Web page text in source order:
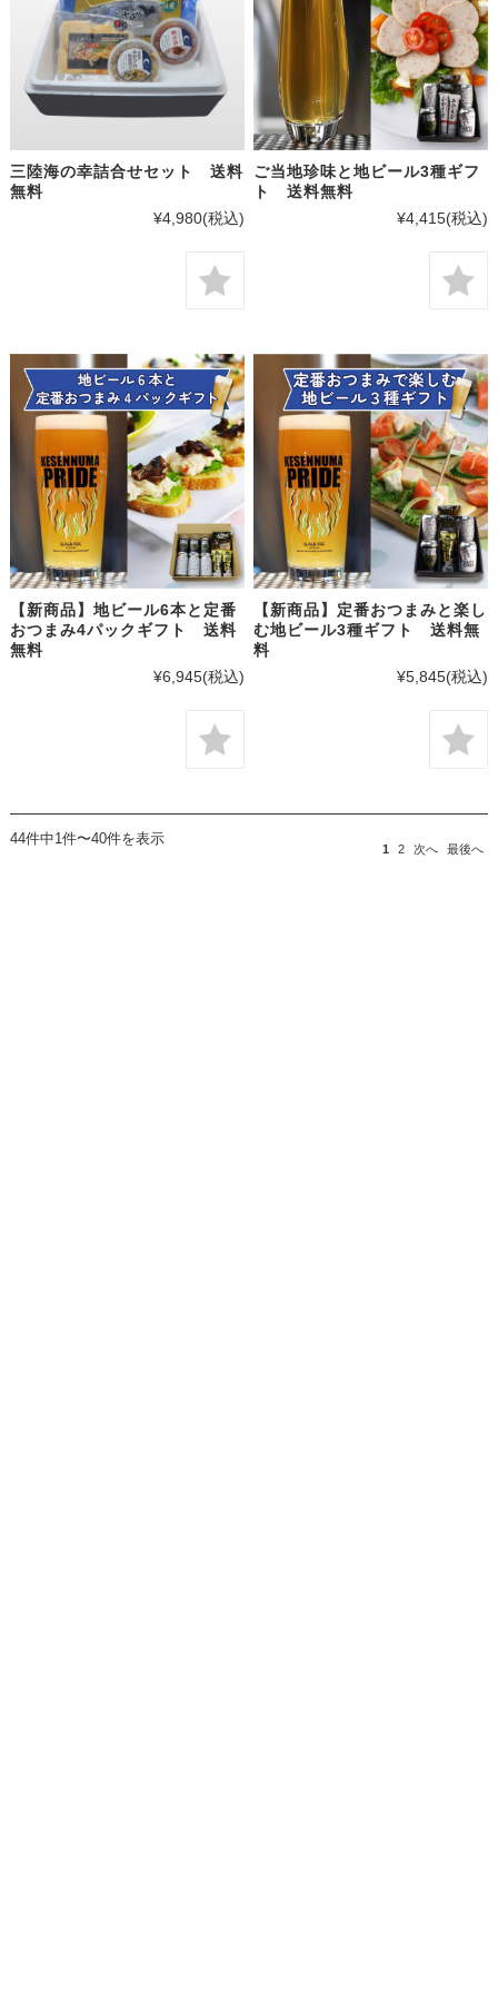
三陸海の幸詰合せセット 送料
無料
¥4,980(税込)
ご当地珍味と地ビール3種ギフ
ト 送料無料
¥4,415(税込)
【新商品】地ビール6本と定番
おつまみ4パックギフト 送料
無料
¥6,945(税込)
【新商品】定番おつまみと楽し
む地ビール3種ギフト 送料無
料
¥5,845(税込)
44件中1件〜40件を表示
1 2 次へ 最後へ